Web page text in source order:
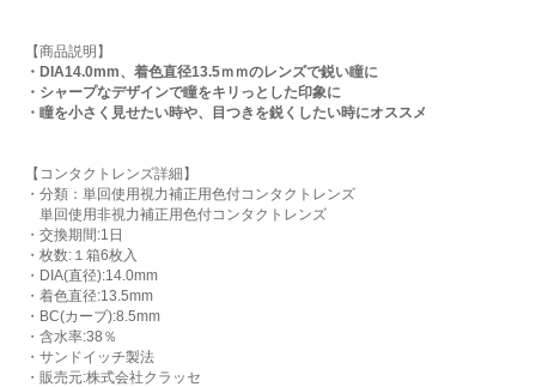
【商品説明】
・DIA14.0mm、着色直径13.5ｍｍのレンズで鋭い瞳に
・シャープなデザインで瞳をキリっとした印象に
・瞳を小さく見せたい時や、目つきを鋭くしたい時にオススメ
【コンタクトレンズ詳細】
・分類：単回使用視力補正用色付コンタクトレンズ
単回使用非視力補正用色付コンタクトレンズ
・交換期間:1日
・枚数:１箱6枚入
・DIA(直径):14.0mm
・着色直径:13.5mm
・BC(カーブ):8.5mm
・含水率:38％
・サンドイッチ製法
・販売元:株式会社クラッセ